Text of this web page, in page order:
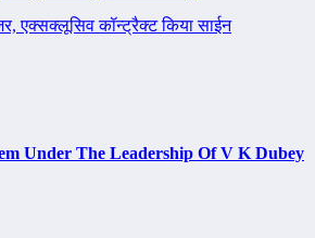
एक्सक्लूसिव कॉन्ट्रैक्ट किया साईन
Under The Leadership Of V K Dubey